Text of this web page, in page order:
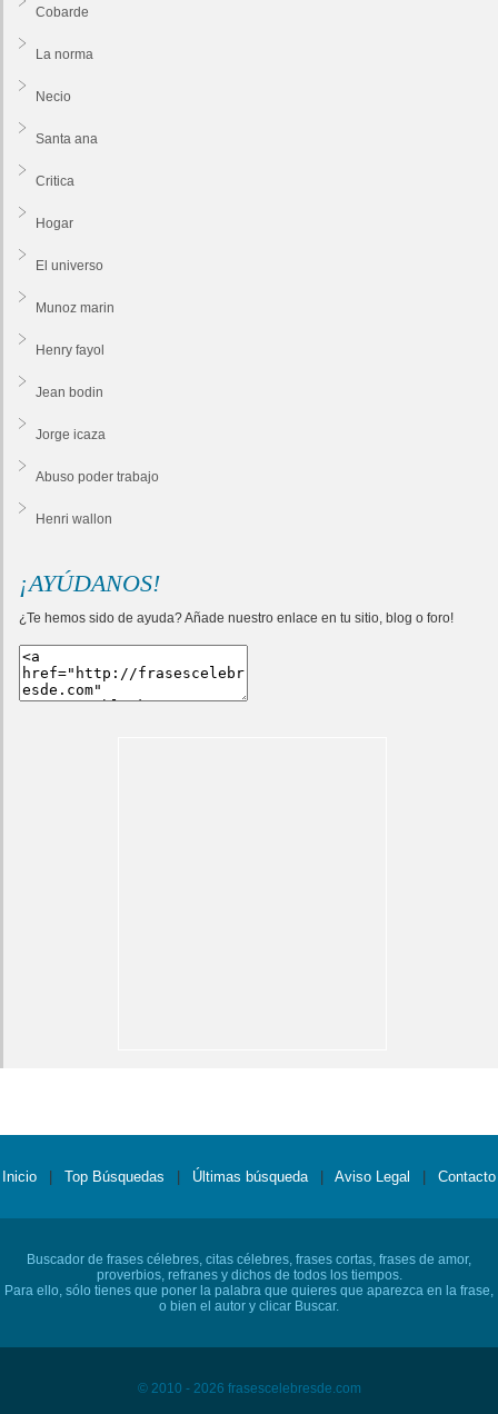
Cobarde
La norma
Necio
Santa ana
Critica
Hogar
El universo
Munoz marin
Henry fayol
Jean bodin
Jorge icaza
Abuso poder trabajo
Henri wallon
¡AYÚDANOS!
¿Te hemos sido de ayuda? Añade nuestro enlace en tu sitio, blog o foro!
Inicio Top Búsquedas Últimas búsqueda Aviso Legal Contacto
Buscador de frases célebres, citas célebres, frases cortas, frases de amor,
proverbios, refranes y dichos de todos los tiempos.
Para ello, sólo tienes que poner la palabra que quieres que aparezca en la frase,
o bien el autor y clicar Buscar.
© 2010 - 2026 frasescelebresde.com